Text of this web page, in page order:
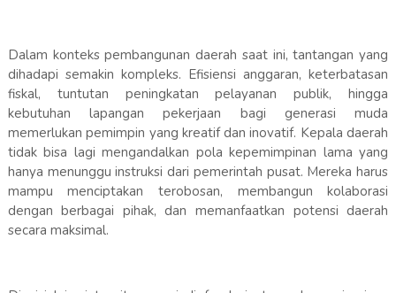
Dalam konteks pembangunan daerah saat ini, tantangan yang
dihadapi semakin kompleks. Efisiensi anggaran, keterbatasan
fiskal, tuntutan peningkatan pelayanan publik, hingga
kebutuhan lapangan pekerjaan bagi generasi muda
memerlukan pemimpin yang kreatif dan inovatif. Kepala daerah
tidak bisa lagi mengandalkan pola kepemimpinan lama yang
hanya menunggu instruksi dari pemerintah pusat. Mereka harus
mampu menciptakan terobosan, membangun kolaborasi
dengan berbagai pihak, dan memanfaatkan potensi daerah
secara maksimal.